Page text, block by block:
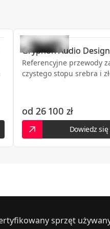
Gryphon Audio
Referencyjne przewody
czystego stopu srebra i
od 26 100 zł
Dowiedz
sprzęt